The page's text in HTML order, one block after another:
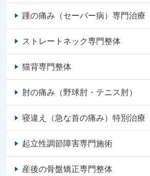
踵の痛み（セーバー病）専門治療
ストレートネック専門整体
猫背専門整体
肘の痛み（野球肘・テニス肘）
寝違え（急な首の痛み）特別治療
起立性調節障害専門施術
産後の骨盤矯正専門整体